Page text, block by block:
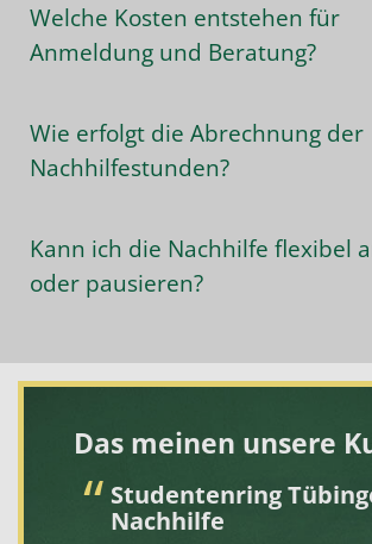
Welche Kosten entstehen für
Anmeldung und Beratung?
Wie erfolgt die Abrechnung der
Nachhilfestunden?
Kann ich die Nachhilfe flexibel
oder pausieren?
Das meinen unsere
Studentenring
Nachhilfe